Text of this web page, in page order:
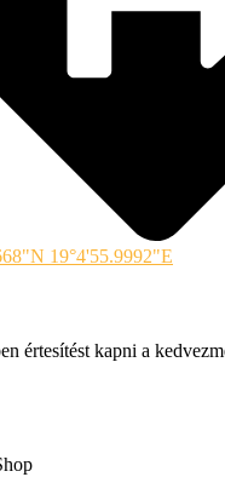
19°4'55.9992"E
értesítést kapni a